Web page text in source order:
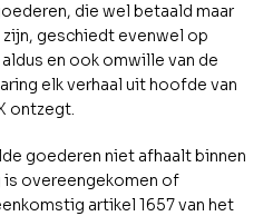
die wel betaald maar
geschiedt evenwel op
en ook omwille van de
elk verhaal uit hoofde van
ontzegt.
goederen niet afhaalt binnen
overeengekomen of
artikel 1657 van het